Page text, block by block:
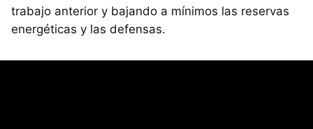
trabajo anterior y bajando a mínimos las reservas
energéticas y las defensas.